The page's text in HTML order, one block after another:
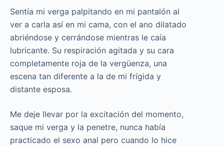
Sentía mi verga palpitando en mi pantalón al
ver a carla así en mi cama, con el ano dilatado
abriéndose y cerrándose mientras le caía
lubricante. Su respiración agitada y su cara
completamente roja de la vergüenza, una
escena tan diferente a la de mi frígida y
distante esposa.
Me deje llevar por la excitación del momento,
saque mi verga y la penetre, nunca había
practicado el sexo anal pero cuando lo hice